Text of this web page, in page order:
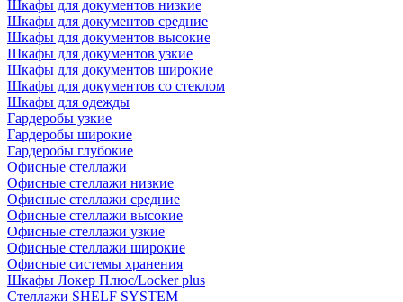
Шкафы для документов низкие
Шкафы для документов средние
Шкафы для документов высокие
Шкафы для документов узкие
Шкафы для документов широкие
Шкафы для документов со стеклом
Шкафы для одежды
Гардеробы узкие
Гардеробы широкие
Гардеробы глубокие
Офисные стеллажи
Офисные стеллажи низкие
Офисные стеллажи средние
Офисные стеллажи высокие
Офисные стеллажи узкие
Офисные стеллажи широкие
Офисные системы хранения
Шкафы Локер Плюс/Locker plus
Стеллажи SHELF SYSTEM